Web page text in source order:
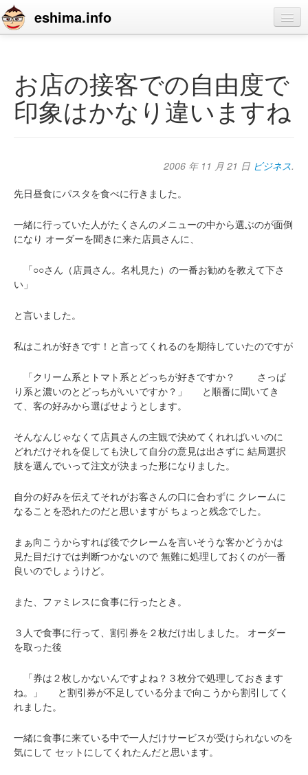
eshima.info
profile
contact
お店の接客での自由度で
印象はかなり違いますね
2006 年 11 月 21 日 ビジネス.
先日昼食にパスタを食べに行きました。
一緒に行っていた人がたくさんのメニューの中から選ぶのが面倒
になり オーダーを聞きに来た店員さんに、
「○○さん（店員さん。名札見た）の一番お勧めを教えて下さ
い」
と言いました。
私はこれが好きです！と言ってくれるのを期待していたのですが
「クリーム系とトマト系とどっちが好きですか？
さっぱ
り系と濃いのとどっちがいいですか？」
と順番に聞いてき
て、客の好みから選ばせようとします。
そんなんじゃなくて店員さんの主観で決めてくれればいいのに
どれだけそれを促しても決して自分の意見は出さずに 結局選択
肢を選んでいって注文が決まった形になりました。
自分の好みを伝えてそれがお客さんの口に合わずに クレームに
なることを恐れたのだと思いますが ちょっと残念でした。
まぁ向こうからすれば後でクレームを言いそうな客かどうかは
見た目だけでは判断つかないので 無難に処理しておくのが一番
良いのでしょうけど。
また、ファミレスに食事に行ったとき。
３人で食事に行って、割引券を２枚だけ出しました。
オーダー
を取った後
「券は２枚しかないんですよね？３枚分で処理しておきます
ね。」
と割引券が不足している分まで向こうから割引してく
れました。
一緒に食事に来ている中で一人だけサービスが受けられないのを
気にして セットにしてくれたんだと思います。